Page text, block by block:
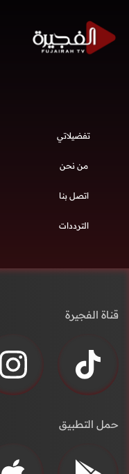
تفضيلاتي
من نحن
اتصل بنا
الترددات
قناة الفجيرة
حمل التطبيق